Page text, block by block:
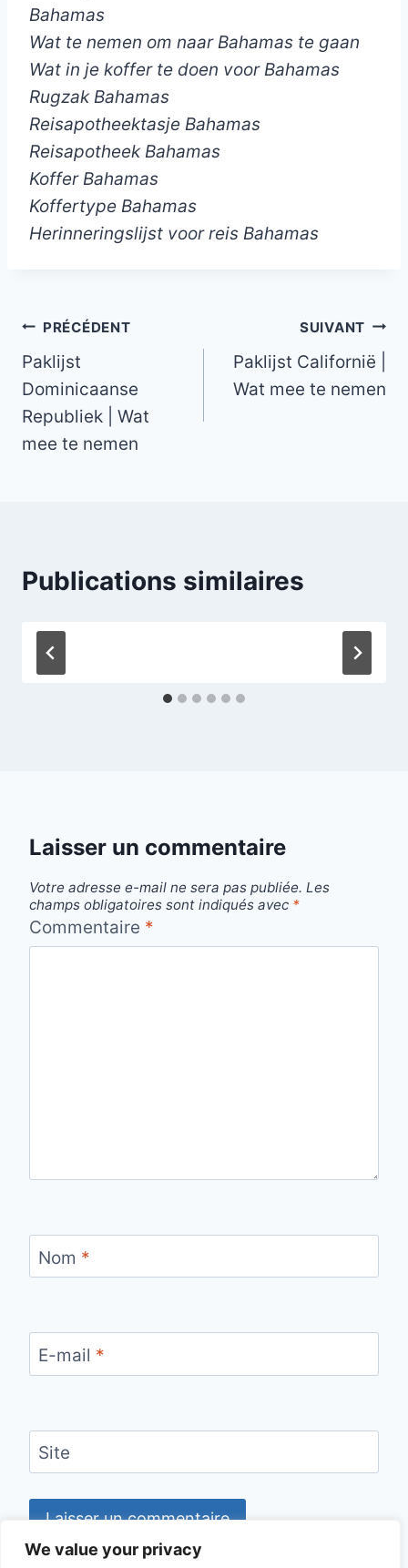
We value your privacy
Bahamas
Wat te nemen om naar Bahamas te gaan
Wat in je koffer te doen voor Bahamas
Rugzak Bahamas
Reisapotheektasje Bahamas
Reisapotheek Bahamas
Koffer Bahamas
Koffertype Bahamas
Herinneringslijst voor reis Bahamas
Navigation
de
l’article
PRÉCÉDENT
Paklijst
Dominicaanse
Republiek | Wat
mee te nemen
SUIVANT
Paklijst Californië |
Wat mee te nemen
Publications similaires
Laisser un commentaire
Votre adresse e-mail ne sera pas publiée. Les
champs obligatoires sont indiqués avec *
Commentaire *
Nom *
E-mail *
Site